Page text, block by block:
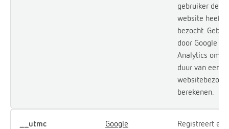
gebruiker de
website heeft
bezocht.
door Google
Analytics om
duur van een
websitebezoek
berekenen.
__utmc Google
Registreert een